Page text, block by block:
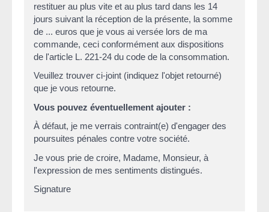
restituer au plus vite et au plus tard dans les 14
jours suivant la réception de la présente, la somme
de ... euros que je vous ai versée lors de ma
commande, ceci conformément aux dispositions
de l'article L. 221-24 du code de la consommation.
Veuillez trouver ci-joint (indiquez l'objet retourné)
que je vous retourne.
Vous pouvez éventuellement ajouter :
À défaut, je me verrais contraint(e) d'engager des
poursuites pénales contre votre société.
Je vous prie de croire, Madame, Monsieur, à
l'expression de mes sentiments distingués.
Signature